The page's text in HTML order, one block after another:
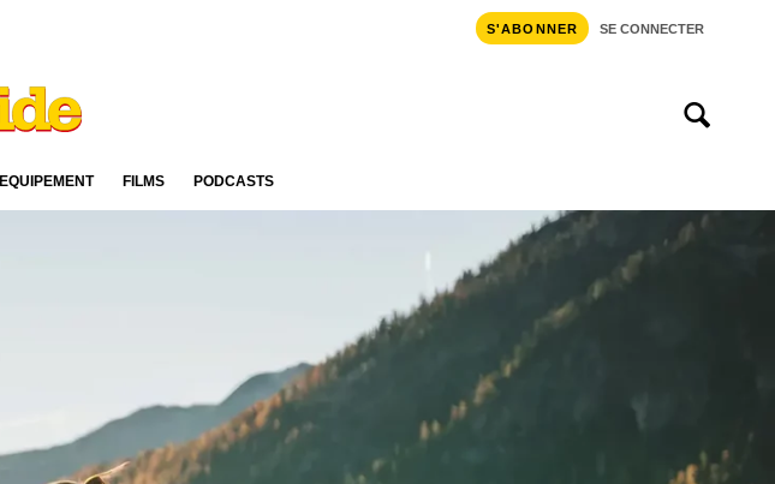
S'ABONNER SE CONNECTER
ÉQUIPEMENT FILMS PODCASTS